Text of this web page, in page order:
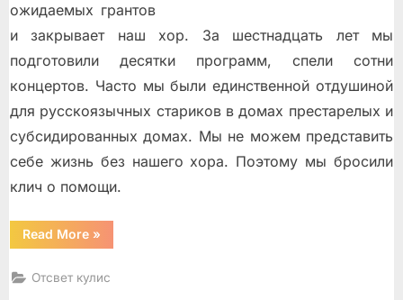
ожидаемых грантов
и закрывает наш хор. За шестнадцать лет мы
подготовили десятки программ, спели сотни
концертов. Часто мы были единственной отдушиной
для русскоязычных стариков в домах престарелых и
субсидированных домах. Мы не можем представить
себе жизнь без нашего хора. Поэтому мы бросили
клич о помощи.
Read More“Мы
–
и
»
Отсвет кулис